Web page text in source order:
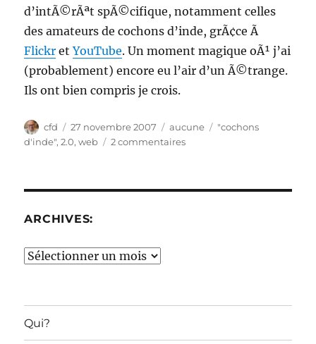
d’intÃ©rÃªt spÃ©cifique, notamment celles
des amateurs de cochons d’inde, grÃ¢ce Ã
Flickr etYouTube. Un moment magique oÃ¹ j’ai
(probablement) encore eu l’air d’un Ã©trange.
Ils ont bien compris je crois.
Auteur
cfd
Publié
le
27 novembre 2007 Catégories
aucune Étiquettes
"cochons
d'inde",2.0,web 2 commentairessur
ARCHIVES:
Archives:
Qui?